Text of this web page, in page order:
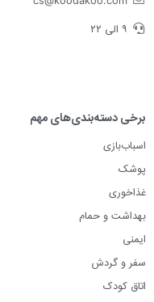
۹ الی ۲۲
برخی دسته‌بندی‌های مهم
اسباب‌بازی
پوشک
غذاخوری
بهداشت و حمام
ایمنی
سفر و گردش
اتاق کودک